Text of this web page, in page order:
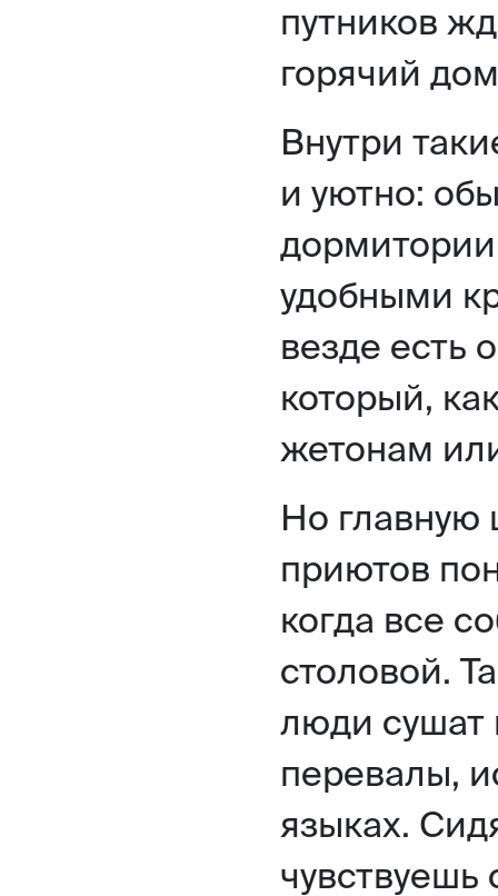
путников
горячий
Внутри
и уютно:
удобными
везде есть
который,
жетонам
Но главную
приютов
когда все
столовой.
люди сушат
перевалы,
языках.
чувствуешь